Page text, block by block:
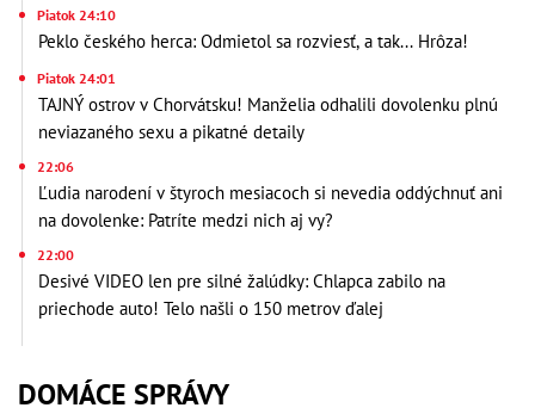
Piatok 24:10
Peklo českého herca: Odmietol sa rozviesť, a tak... Hrôza!
Piatok 24:01
TAJNÝ ostrov v Chorvátsku! Manželia odhalili dovolenku plnú
neviazaného sexu a pikatné detaily
22:06
Ľudia narodení v štyroch mesiacoch si nevedia oddýchnuť ani
na dovolenke: Patríte medzi nich aj vy?
22:00
Desivé VIDEO len pre silné žalúdky: Chlapca zabilo na
priechode auto! Telo našli o 150 metrov ďalej
DOMÁCE SPRÁVY